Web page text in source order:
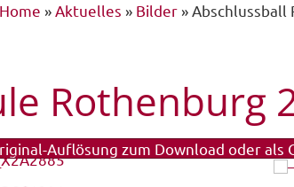
Home » Aktuelles » Bilder» Abschlussball
Rothenburg
Auflösung zum Download oder als